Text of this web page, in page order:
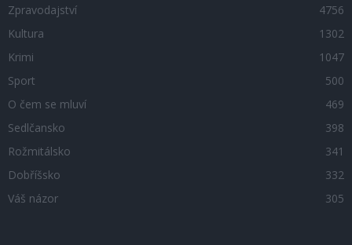
Zpravodajství
4756
Kultura
1302
Krimi
1047
Sport
500
O čem se mluví
469
Sedlčansko
398
Rožmitálsko
341
Dobříšsko
332
Váš názor
305